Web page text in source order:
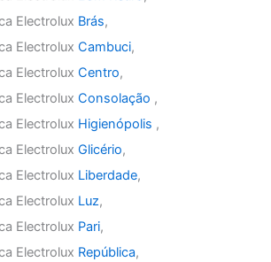
Electrolux Brás,
ElectroluxCambuci,
ElectroluxCentro,
ElectroluxConsolação ,
Electrolux Higienópolis ,
ElectroluxGlicério,
Electrolux Liberdade,
Electrolux Luz,
Electrolux Pari,
Electrolux República,